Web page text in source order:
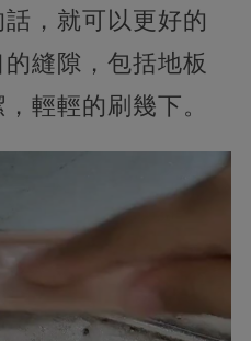
，就可以更好的
縫隙，包括地板
輕輕的刷幾下。